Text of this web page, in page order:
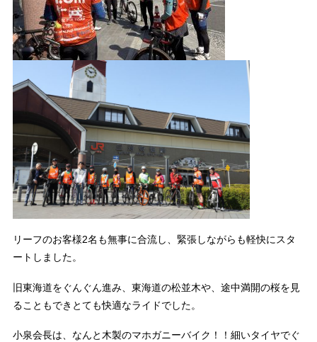
リーフのお客様2名も無事に合流し、緊張しながらも軽快にスタ
ートしました。
旧東海道をぐんぐん進み、東海道の松並木や、途中満開の桜を見
ることもできとても快適なライドでした。
小泉会長は、なんと木製のマホガニーバイク！！細いタイヤでぐ